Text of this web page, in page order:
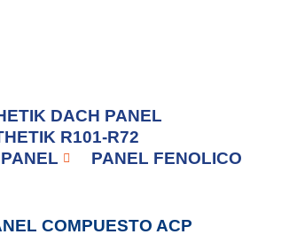
DACH PANEL
R101-R72
PANEL FENOLICO
COMPUESTO ACP